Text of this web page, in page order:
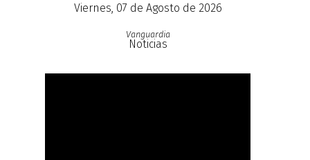
Viernes, 07 de Agosto de 2026
Vanguardia
Noticias